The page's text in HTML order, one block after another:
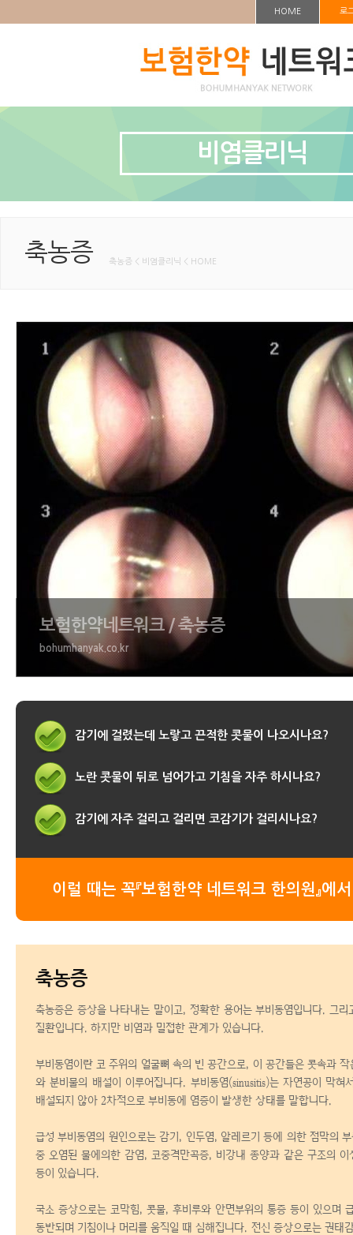
HOME 로
비염클리닉
축농증 축농증 < 비염클리닉 < HOME
보험한약네트워크 / 축농증
bohumhanyak.co.kr
감기에 걸렸는데 노랗고 끈적한 콧물이 나오시나요?
노란 콧물이 뒤로 넘어가고 기침을 자주 하시나요?
감기에 자주 걸리고 걸리면 코감기가 걸리시나요?
이럴 때는 꼭『보험한약 네트워크 한의원』에
축농증
축농증은 증상을 나타내는 말이고, 정확한 용어는 부비동염입니다. 그
질환입니다. 하지만 비염과 밀접한 관계가 있습니다.
부비동염이란 코 주위의 얼굴뼈 속의 빈 공간으로, 이 공간들은 콧속과
와 분비물의 배설이 이루어집니다. 부비동염(sinusitis)는 자연공이 막
배설되지 않아 2차적으로 부비동에 염증이 발생한 상태를 말합니다.
급성 부비동염의 원인으로는 감기, 인두염, 알레르기 등에 의한 점막의
중 오염된 물에의한 감염, 코중격만곡증, 비강내 종양과 같은 구조의
등이 있습니다.
국소 증상으로는 코막힘, 콧물, 후비루와 안면부위의 통증 등이 있으며
동반되며 기침이나 머리를 움직일 때 심해집니다. 전신 증상으로는 권태